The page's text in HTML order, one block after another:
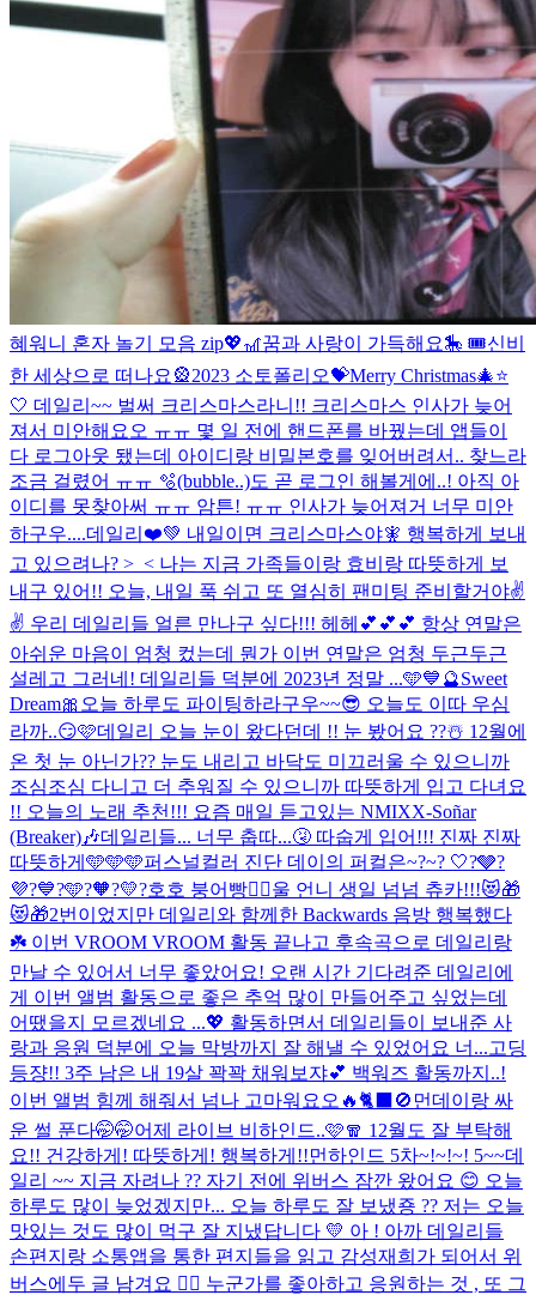
혜워니 혼자 놀기 모음 zip💖🎢꿈과 사랑이 가득해요🎠 🎟️신비
한 세상으로 떠나요🎡2023 소토폴리오💝Merry Christmas🎄⭐️
🤍 데일리~~ 벌써 크리스마스라니!! 크리스마스 인사가 늦어
져서 미안해요오 ㅠㅠ 몇 일 전에 핸드폰를 바꿨는데 앱들이
다 로그아웃 됐는데 아이디랑 비밀본호를 잊어버려서.. 찾느라
조금 걸렸어 ㅠㅠ 🫧(bubble..)도 곧 로그인 해볼게에..! 아직 아
이디를 못찾아써 ㅠㅠ 암튼! ㅠㅠ 인사가 늦어져거 너무 미안
하구우....데일리❤️💚 내일이면 크리스마스야🧚 행복하게 보내
고 있으려나? >_< 나는 지금 가족들이랑 효비랑 따뜻하게 보
내구 있어!! 오늘, 내일 푹 쉬고 또 열심히 팬미팅 준비할거야✌️
✌️ 우리 데일리들 얼른 만나구 싶다!!! 헤헤💕💕💕 항상 연말은
아쉬운 마음이 엄청 컸는데 뭔가 이번 연말은 엄청 두근두근
설레고 그러네! 데일리들 덕분에 2023년 정말 ...🩵💙 🔮Sweet
Dream🎀 오늘 하루도 파이팅하라구우~~😎 오늘도 이따 우심
라까..😏🩷데일리 오늘 눈이 왔다던데 !! 눈 봤어요 ??☃️ 12월에
온 첫 눈 아닌가?? 눈도 내리고 바닥도 미끄러울 수 있으니까
조심조심 다니고 더 추워질 수 있으니까 따뜻하게 입고 다녀요
!! 오늘의 노래 추천!!! 요즘 매일 듣고있는 NMIXX-Soñar
(Breaker)🎶데일리들... 너무 춥따...🤧 따숩게 입어!!! 진짜 진짜
따뜻하게🩵🩵🩵퍼스널컬러 진단 데이의 퍼컬은~?~? 🤍?🩶?
💜?💙?🩵?🧡?💛?호호 붕어빵❤️‍🔥울 언니 생일 넘넘 츄카!!!😻🎁
😻🎁2번이었지만 데일리와 함께한 Backwards 음방 행복했다
☘️ 이번 VROOM VROOM 활동 끝나고 후속곡으로 데일리랑
만날 수 있어서 너무 좋았어요! 오랜 시간 기다려준 데일리에
게 이번 앨범 활동으로 좋은 추억 많이 만들어주고 싶었는데
어땠을지 모르겠네요 ...💖 활동하면서 데일리들이 보내준 사
랑과 응원 덕분에 오늘 막방까지 잘 해낼 수 있었어요 너...고딩
등쟝!! 3주 남은 내 19살 꽉꽉 채워보쟈💕 백워즈 활동까지..!
이번 앨범 힘께 해줘서 넘나 고마워요오🔥🐈‍⬛🚫 먼데이랑 싸
운 썰 푼다🤭🤭어제 라이브 비하인드..🩷🧣 12월도 잘 부탁해
요!! 건강하게! 따뜻하게! 행복하게!!먼하인드 5차~!~!~! 5~~데
일리 ~~ 지금 자려나 ?? 자기 전에 위버스 잠깐 왔어요 😊 오늘
하루도 많이 늦었겠지만... 오늘 하루도 잘 보냈죵 ?? 저는 오늘
맛있는 것도 많이 먹구 잘 지냈답니다 💛 아 ! 아까 데일리들
손편지랑 소통앱을 통한 편지들을 읽고 감성재희가 되어서 위
버스에두 글 남겨요 👍🏻 누군가를 좋아하고 응원하는 것 , 또 그